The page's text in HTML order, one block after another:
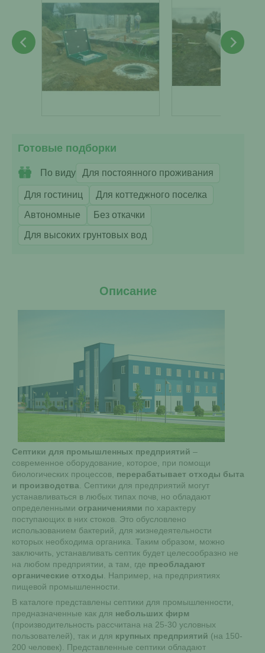
Готовые подборки
По виду Для постоянного проживания
Для гостиниц
Для коттеджного поселка
Автономные
Без откачки
Для высоких грунтовых вод
Описание
Септики для промышленных предприятий –
современное оборудование, которое, при помощи
биологических процессов, перерабатывает отходы быта
и производства . Септики для предприятий могут
устанавливаться в любых типах почв, но обладают
определенными ограничениями по характеру
поступающих в них стоков. Это обусловлено
использованием бактерий, для жизнедеятельности
которых необходима органика. Таким образом, можно
заключить, устанавливать септик будет целесообразно не
на любом предприятии, а там, где преобладают
органические отходы . Например, на предприятиях
пищевой промышленности.
В каталоге представлены септики для промышленности,
предназначенные как для небольших фирм
(производительность рассчитана на 25-30 условных
пользователей), так и для крупных предприятий (на 150-
200 человек). Представленные септики обладают